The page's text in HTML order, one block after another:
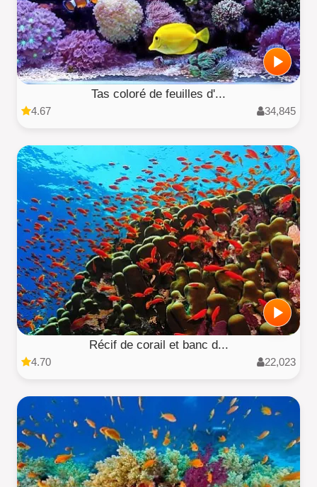
Tas coloré de feuilles d'...
4.67 34,845
Récif de corail et banc d...
4.70 22,023